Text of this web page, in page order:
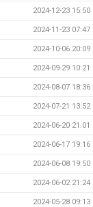
2024-12-23 15:50
2024-11-23 07:47
2024-10-06 20:09
2024-09-29 10:21
2024-08-07 18:36
2024-07-21 13:52
2024-06-20 21:01
2024-06-17 19:16
2024-06-08 19:50
2024-06-02 21:24
2024-05-28 09:13